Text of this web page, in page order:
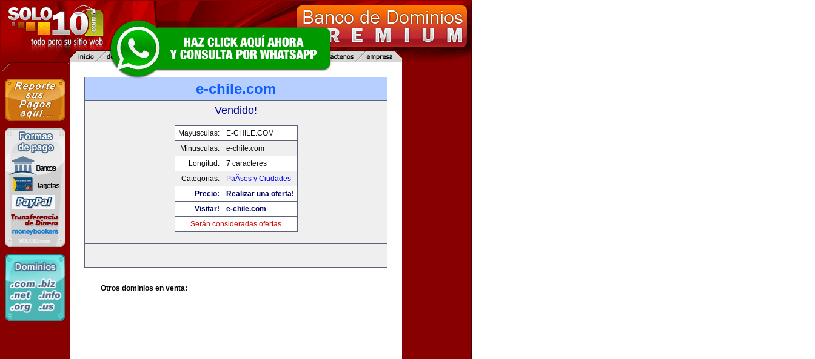
e-chile.com
Vendido!
Mayusculas:
E-CHILE.COM
Minusculas:
e-chile.com
Longitud:
7 caracteres
Categorias:
PaÃ­ses y Ciudades
Precio:
Realizar una oferta!
Visitar!
e-chile.com
Serán consideradas ofertas
Otros dominios en venta: